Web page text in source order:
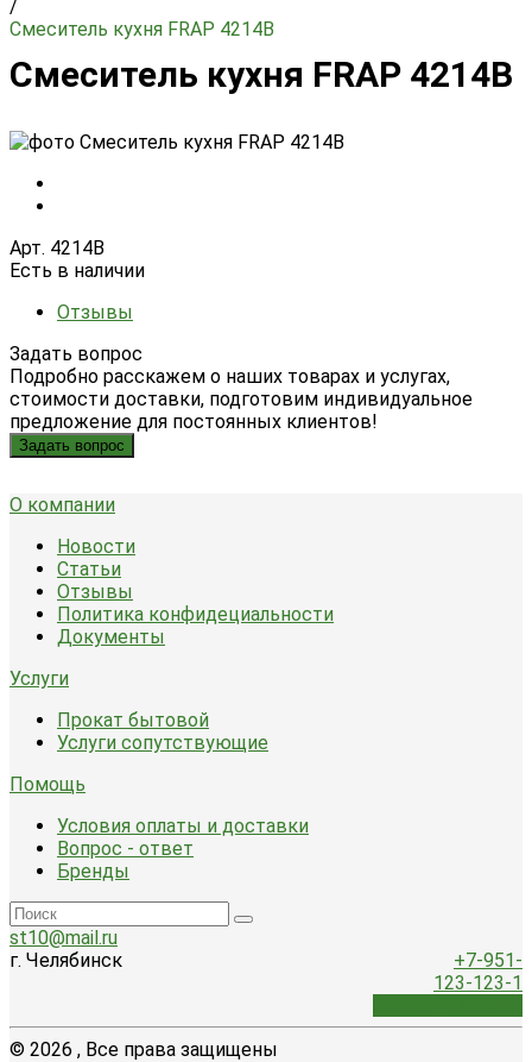
/
Смеситель кухня FRAP 4214В
Смеситель кухня FRAP 4214В
Арт. 4214В
Есть в наличии
Отзывы
Задать вопрос
Подробно расскажем о наших товарах и услугах,
стоимости доставки, подготовим индивидуальное
предложение для постоянных клиентов!
Задать вопрос
О компании
Новости
Статьи
Отзывы
Политика конфидециальности
Документы
Услуги
Прокат бытовой
Услуги сопутствующие
Помощь
Условия оплаты и доставки
Вопрос - ответ
Бренды
st10@mail.ru
г. Челябинск
+7-951-
123-123-1
© 2026 , Все права защищены